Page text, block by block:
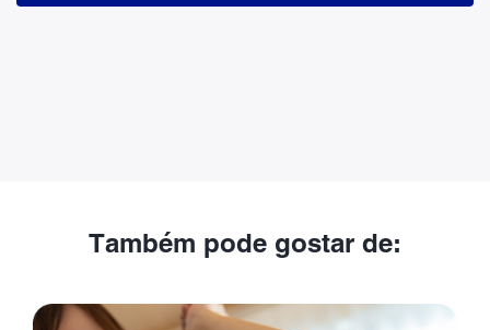
Também pode gostar de: